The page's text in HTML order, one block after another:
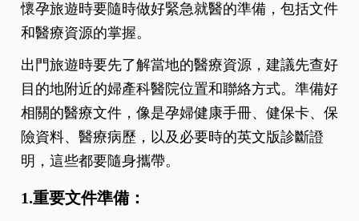
懷孕旅遊時要隨時做好緊急就醫的準備，包括文件
和醫療資源的掌握。
出門旅遊時要先了解當地的醫療資源，建議先查好
目的地附近的婦產科醫院位置和聯絡方式。準備好
相關的醫療文件，像是孕婦健康手冊、健保卡、保
險資料、醫療病歷，以及必要時的英文版診斷證
明，這些都要隨身攜帶。
1.重要文件準備：